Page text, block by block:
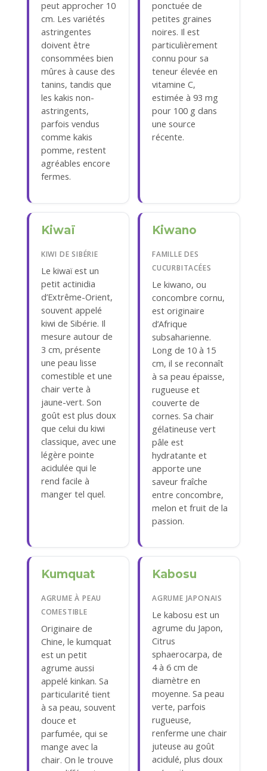
peut approcher 10
cm. Les variétés
astringentes
doivent être
consommées bien
mûres à cause des
tanins, tandis que
les kakis non-
astringents,
parfois vendus
comme kakis
pomme, restent
agréables encore
fermes.
ponctuée de
petites graines
noires. Il est
particulièrement
connu pour sa
teneur élevée en
vitamine C,
estimée à 93 mg
pour 100 g dans
une source
récente.
Kiwaï
KIWI DE SIBÉRIE
Le kiwaï est un
petit actinidia
d’Extrême-Orient,
souvent appelé
kiwi de Sibérie. Il
mesure autour de
3 cm, présente
une peau lisse
comestible et une
chair verte à
jaune-vert. Son
goût est plus doux
que celui du kiwi
classique, avec une
légère pointe
acidulée qui le
rend facile à
manger tel quel.
Kiwano
FAMILLE DES
CUCURBITACÉES
Le kiwano, ou
concombre cornu,
est originaire
d’Afrique
subsaharienne.
Long de 10 à 15
cm, il se reconnaît
à sa peau épaisse,
rugueuse et
couverte de
cornes. Sa chair
gélatineuse vert
pâle est
hydratante et
apporte une
saveur fraîche
entre concombre,
melon et fruit de la
passion.
Kumquat
AGRUME À PEAU
COMESTIBLE
Originaire de
Chine, le kumquat
est un petit
agrume aussi
appelé kinkan. Sa
particularité tient
à sa peau, souvent
douce et
parfumée, qui se
mange avec la
chair. On le trouve
Kabosu
AGRUME JAPONAIS
Le kabosu est un
agrume du Japon,
Citrus
sphaerocarpa, de
4 à 6 cm de
diamètre en
moyenne. Sa peau
verte, parfois
rugueuse,
renferme une chair
juteuse au goût
acidulé, plus doux